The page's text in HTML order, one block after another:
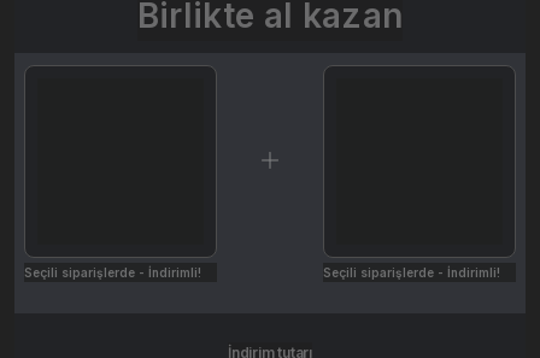
Birlikte al kazan
Seçili siparişlerde - İndirimli! Seçili siparişlerde - İndirimli!
İndirim tutarı